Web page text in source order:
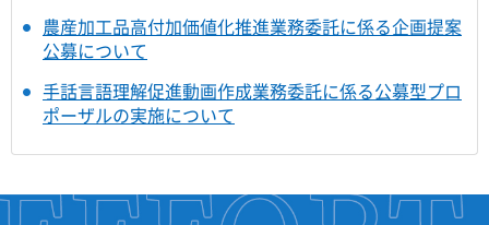
農産加工品高付加価値化推進業務委託に係る企画提案
公募について
手話言語理解促進動画作成業務委託に係る公募型プロ
ポーザルの実施について